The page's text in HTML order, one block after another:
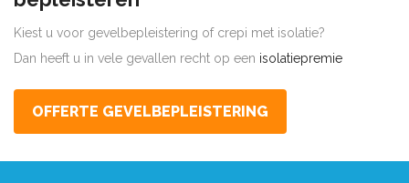
Kiest u voor gevelbepleistering of crepi met isolatie?
Dan heeft u in vele gevallen recht op een isolatiepremie
OFFERTE GEVELBEPLEISTERING